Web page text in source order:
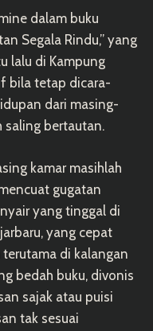
dalam buku
Segala Rindu,” yang
lalu di Kampung
bila tetap dicara-
dari masing-
saling bertautan.
kamar masihlah
gugatan
yang tinggal di
yang cepat
di kalangan
bedah buku, divonis
sajak atau puisi
tak sesuai